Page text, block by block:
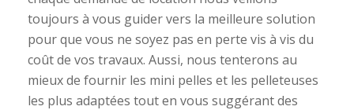
toujours à vous guider vers la meilleure solution
pour que vous ne soyez pas en perte vis à vis du
coût de vos travaux. Aussi, nous tenterons au
mieux de fournir les mini pelles et les pelleteuses
les plus adaptées tout en vous suggérant des